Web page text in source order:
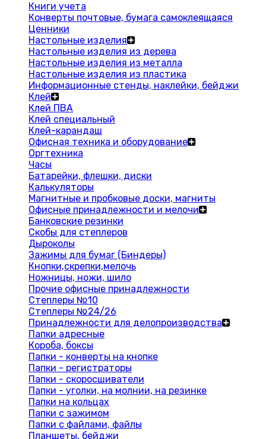
Книги учета
Конверты почтовые, бумага самоклеящаяся
Ценники
Настольные изделия
Настольные изделия из дерева
Настольные изделия из металла
Настольные изделия из пластика
Информационные стенды, наклейки, бейджи
Клей
Клей ПВА
Клей специальный
Клей-карандаш
Офисная техника и оборудование
Оргтехника
Часы
Батарейки, флешки, диски
Калькуляторы
Магнитные и пробковые доски, магниты
Офисные принадлежности и мелочи
Банковские резинки
Скобы для степлеров
Дыроколы
Зажимы для бумаг (Биндеры)
Кнопки,скрепки,мелочь
Ножницы, ножи, шило
Прочие офисные принадлежности
Степлеры №10
Степлеры №24/26
Принадлежности для делопроизводства
Папки адресные
Короба, боксы
Папки - конверты на кнопке
Папки - регистраторы
Папки - скоросшиватели
Папки - уголки, на молнии, на резинке
Папки на кольцах
Папки с зажимом
Папки с файлами, файлы
Планшеты, бейджи